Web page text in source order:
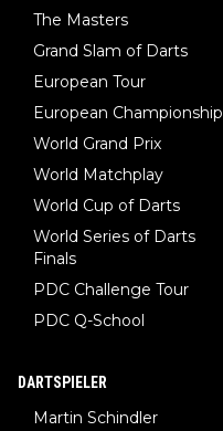
The Masters
Grand Slam of Darts
European Tour
European Championship
World Grand Prix
World Matchplay
World Cup of Darts
World Series of Darts
Finals
PDC Challenge Tour
PDC Q-School
DARTSPIELER
Martin Schindler